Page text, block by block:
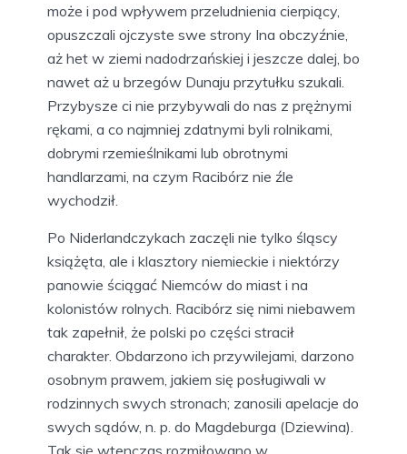
może i pod wpływem przeludnienia cierpiący,
opuszczali ojczyste swe strony Ina obczyźnie,
aż het w ziemi nadodrzańskiej i jeszcze dalej, bo
nawet aż u brzegów Dunaju przytułku szukali.
Przybysze ci nie przybywali do nas z prężnymi
rękami, a co najmniej zdatnymi byli rolnikami,
dobrymi rzemieślnikami lub obrotnymi
handlarzami, na czym Racibórz nie źle
wychodził.
Po Niderlandczykach zaczęli nie tylko śląscy
książęta, ale i klasztory niemieckie i niektórzy
panowie ściągać Niemców do miast i na
kolonistów rolnych. Racibórz się nimi niebawem
tak zapełnił, że polski po części stracił
charakter. Obdarzono ich przywilejami, darzono
osobnym prawem, jakiem się posługiwali w
rodzinnych swych stronach; zanosili apelacje do
swych sądów, n. p. do Magdeburga (Dziewina).
Tak się wtenczas rozmiłowano w